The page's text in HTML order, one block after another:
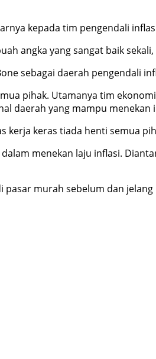
kepada tim pengendali
angka yang sangat baik
sebagai daerah pengendali
pihak. Utamanya tim
daerah yang mampu menekan
kerja keras tiada henti semua
menekan laju inflasi.
murah sebelum dan jelang